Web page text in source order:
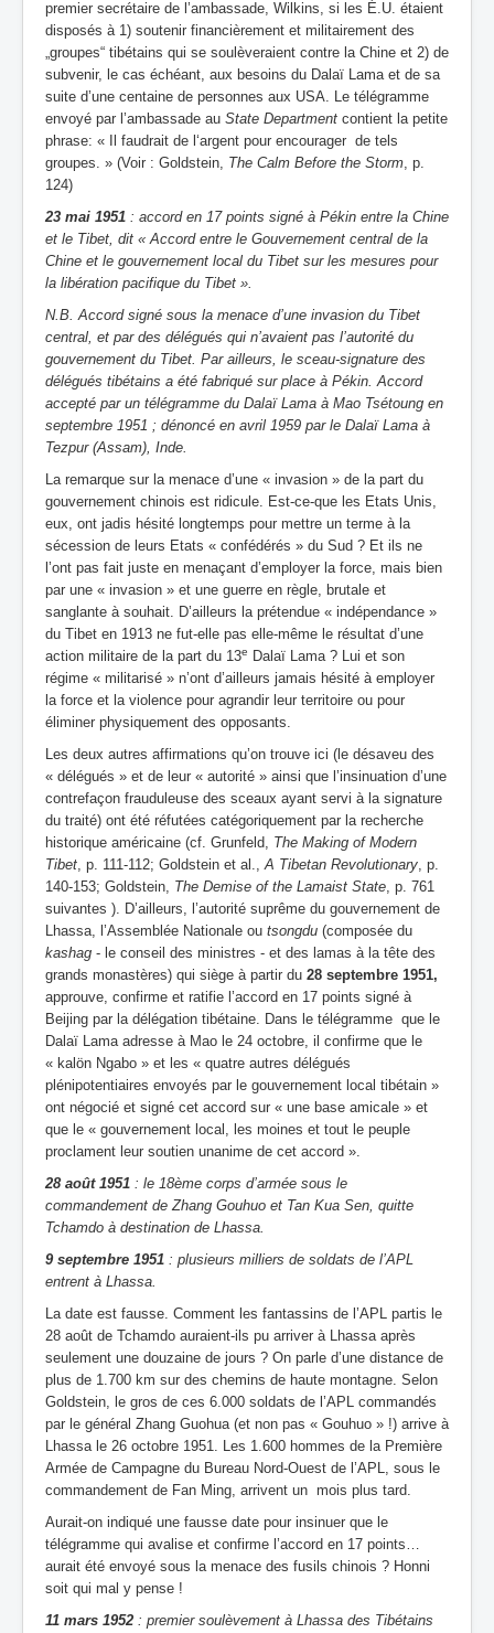
premier secrétaire de l’ambassade, Wilkins, si les É.U. étaient
disposés à 1) soutenir financièrement et militairement des
„groupes“ tibétains qui se soulèveraient contre la Chine et 2) de
subvenir, le cas échéant, aux besoins du Dalaï Lama et de sa
suite d’une centaine de personnes aux USA. Le télégramme
envoyé par l’ambassade au State Department contient la petite
phrase: « Il faudrait de l‘argent pour encourager de tels
groupes. » (Voir : Goldstein, The Calm Before the Storm, p.
124)
23 mai 1951 : accord en 17 points signé à Pékin entre la Chine
et le Tibet, dit « Accord entre le Gouvernement central de la
Chine et le gouvernement local du Tibet sur les mesures pour
la libération pacifique du Tibet ».
N.B. Accord signé sous la menace d’une invasion du Tibet
central, et par des délégués qui n’avaient pas l’autorité du
gouvernement du Tibet. Par ailleurs, le sceau-signature des
délégués tibétains a été fabriqué sur place à Pékin. Accord
accepté par un télégramme du Dalaï Lama à Mao Tsétoung en
septembre 1951 ; dénoncé en avril 1959 par le Dalaï Lama à
Tezpur (Assam), Inde.
La remarque sur la menace d’une « invasion » de la part du
gouvernement chinois est ridicule. Est-ce-que les Etats Unis,
eux, ont jadis hésité longtemps pour mettre un terme à la
sécession de leurs Etats « confédérés » du Sud ? Et ils ne
l’ont pas fait juste en menaçant d’employer la force, mais bien
par une « invasion » et une guerre en règle, brutale et
sanglante à souhait. D’ailleurs la prétendue « indépendance »
du Tibet en 1913 ne fut-elle pas elle-même le résultat d’une
action militaire de la part du 13e
Dalaï Lama ? Lui et son
régime « militarisé » n’ont d’ailleurs jamais hésité à employer
la force et la violence pour agrandir leur territoire ou pour
éliminer physiquement des opposants.
Les deux autres affirmations qu’on trouve ici (le désaveu des
« délégués » et de leur « autorité » ainsi que l’insinuation d’une
contrefaçon frauduleuse des sceaux ayant servi à la signature
du traité) ont été réfutées catégoriquement par la recherche
historique américaine (cf. Grunfeld, The Making of Modern
Tibet, p. 111-112; Goldstein et al.,A Tibetan Revolutionary, p.
140-153; Goldstein, The Demise of the Lamaist State, p. 761
suivantes ). D’ailleurs, l’autorité suprême du gouvernement de
Lhassa, l’Assemblée Nationale ou tsongdu (composée du
kashag - le conseil des ministres - et des lamas à la tête des
grands monastères) qui siège à partir du 28 septembre 1951,
approuve, confirme et ratifie l’accord en 17 points signé à
Beijing par la délégation tibétaine. Dans le télégramme que le
Dalaï Lama adresse à Mao le 24 octobre, il confirme que le
« kalön Ngabo » et les « quatre autres délégués
plénipotentiaires envoyés par le gouvernement local tibétain »
ont négocié et signé cet accord sur « une base amicale » et
que le « gouvernement local, les moines et tout le peuple
proclament leur soutien unanime de cet accord ».
28 août 1951 : le 18ème corps d’armée sous le
commandement de Zhang Gouhuo et Tan Kua Sen, quitte
Tchamdo à destination de Lhassa.
9 septembre 1951 : plusieurs milliers de soldats de l’APL
entrent à Lhassa.
La date est fausse. Comment les fantassins de l’APL partis le
28 août de Tchamdo auraient-ils pu arriver à Lhassa après
seulement une douzaine de jours ? On parle d’une distance de
plus de 1.700 km sur des chemins de haute montagne. Selon
Goldstein, le gros de ces 6.000 soldats de l’APL commandés
par le général Zhang Guohua (et non pas « Gouhuo » !) arrive à
Lhassa le 26 octobre 1951. Les 1.600 hommes de la Première
Armée de Campagne du Bureau Nord-Ouest de l’APL, sous le
commandement de Fan Ming, arrivent un mois plus tard.
Aurait-on indiqué une fausse date pour insinuer que le
télégramme qui avalise et confirme l’accord en 17 points…
aurait été envoyé sous la menace des fusils chinois ? Honni
soit qui mal y pense !
11 mars 1952 : premier soulèvement à Lhassa des Tibétains